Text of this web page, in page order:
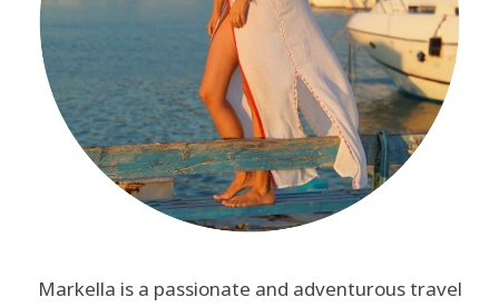
Markella is a passionate and adventurous travel